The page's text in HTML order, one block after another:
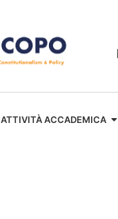
ATTIVITÀ ACCADEMICA